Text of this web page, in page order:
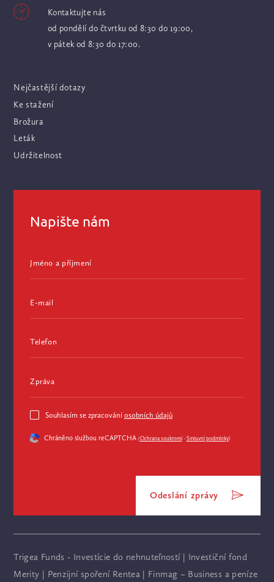
Kontaktujte nás
od pondělí do čtvrtku od 8:30 do 19:00,
v pátek od 8:30 do 17:00.
Nejčastější dotazy
Ke stažení
Brožura
Leták
Udržitelnost
Napište nám
Jméno a příjmení
E-mail
Telefon
Zpráva
Souhlasím se zpracování osobních údajů
Chráněno službou reCAPTCHA (Ochrana soukromí-Smluvní podmínky)
Odeslání zprávy
Trigea Funds - Investície do nehnuteľností| Investiční fond
Merity | Penzijní spoření Rentea| Finmag – Business a peníze